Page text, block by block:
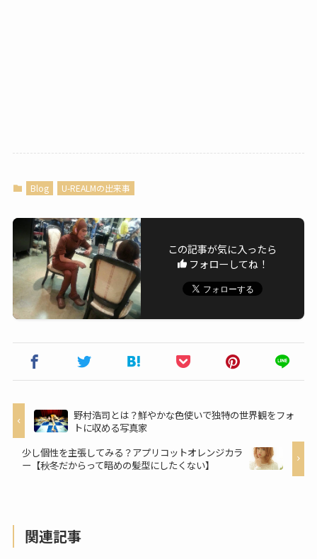
Blog U-REALMの出来事
この記事が気に入ったら
フォローしてね！
野村浩司とは？鮮やかな色使いで独特の世界観をフォ
トに収める写真家
少し個性を主張してみる？アプリコットオレンジカラ
ー【秋冬だからって暗めの髪型にしたくない】
関連記事